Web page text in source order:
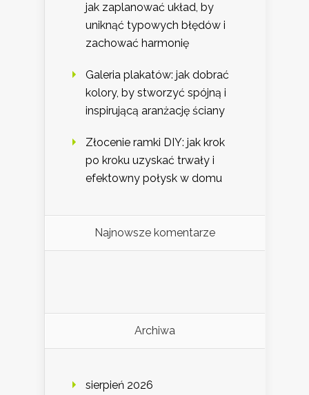
jak zaplanować układ, by
uniknąć typowych błędów i
zachować harmonię
Galeria plakatów: jak dobrać
kolory, by stworzyć spójną i
inspirującą aranżację ściany
Złocenie ramki DIY: jak krok
po kroku uzyskać trwały i
efektowny połysk w domu
Najnowsze komentarze
Archiwa
sierpień 2026